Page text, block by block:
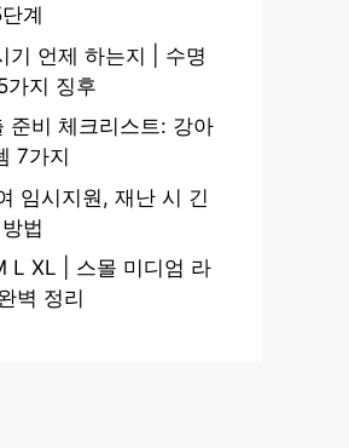
계
기 언제 하는지 | 수명
가지 징후
준비 체크리스트: 강아
7가지
임시지원, 재난 시 긴
법
L XL | 스몰 미디엄 라
벽 정리